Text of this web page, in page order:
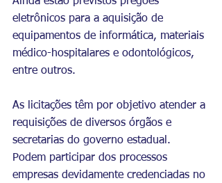
eletrônicos para a aquisição de
equipamentos de informática, materiais
médico-hospitalares e odontológicos,
entre outros.
As licitações têm por objetivo atender a
requisições de diversos órgãos e
secretarias do governo estadual.
Podem participar dos processos
empresas devidamente credenciadas no